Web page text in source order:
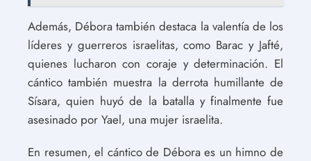
Además, Débora también destaca la valentía de los
líderes y guerreros israelitas, como Barac y Jafté,
quienes lucharon con coraje y determinación. El
cántico también muestra la derrota humillante de
Sísara, quien huyó de la batalla y finalmente fue
asesinado por Yael, una mujer israelita.
En resumen, el cántico de Débora es un himno de